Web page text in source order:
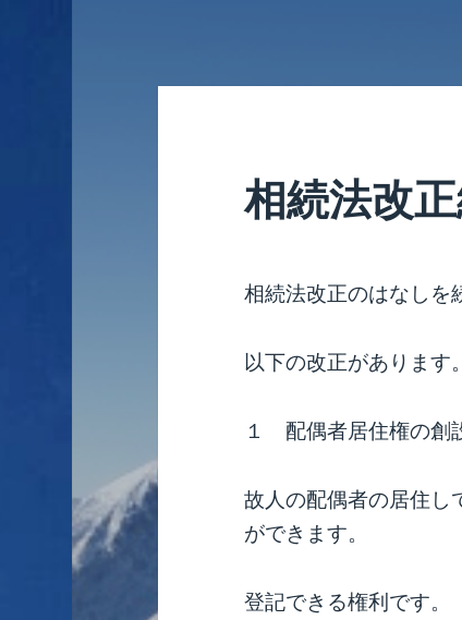
相続法改
相続法改正のはなしを
以下の改正があります。
１ 配偶者居住権の創
故人の配偶者の居住し
ができます。
登記できる権利です。